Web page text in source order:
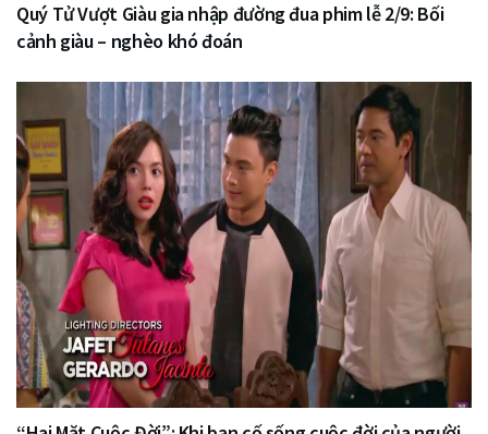
Quý Tử Vượt Giàu gia nhập đường đua phim lễ 2/9: Bối
cảnh giàu – nghèo khó đoán